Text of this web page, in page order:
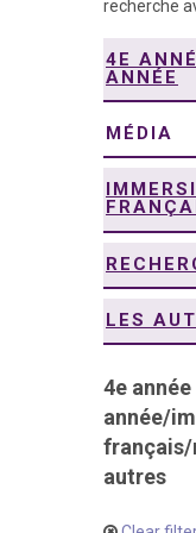
recherche
4E
ANNÉE
MÉDIA
LES
4e année
année/
français/
autres